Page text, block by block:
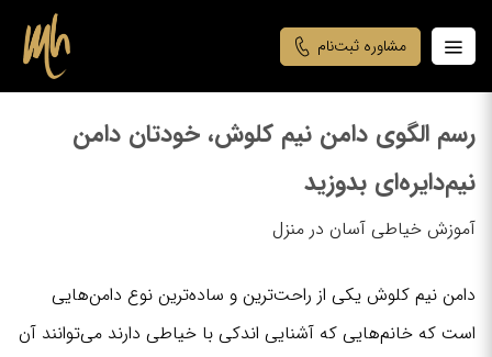
مشاوره ثبت‌نام
رسم الگوی دامن نیم کلوش، خودتان دامن
نیم‌دایره‌ای بدوزید
آموزش خیاطی آسان در منزل
دامن نیم کلوش یکی از راحت‌ترین و ساده‌ترین نوع دامن‌هایی
است که خانم‌هایی که آشنایی اندکی با خیاطی دارند می‌توانند آن